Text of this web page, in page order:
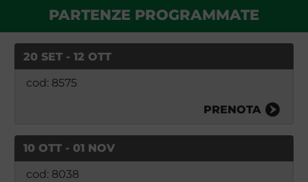
PARTENZE PROGRAMMATE
20 SET - 12 OTT
cod: 8575
PRENOTA
10 OTT - 01 NOV
cod: 8038